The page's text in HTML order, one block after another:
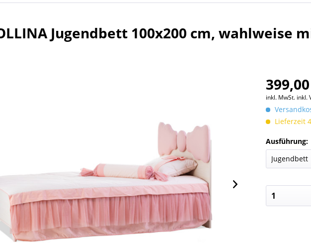
Jugendbett 100x200 cm, wahlweise
inkl. MwSt. inkl.
Lieferzeit
Ausführung: